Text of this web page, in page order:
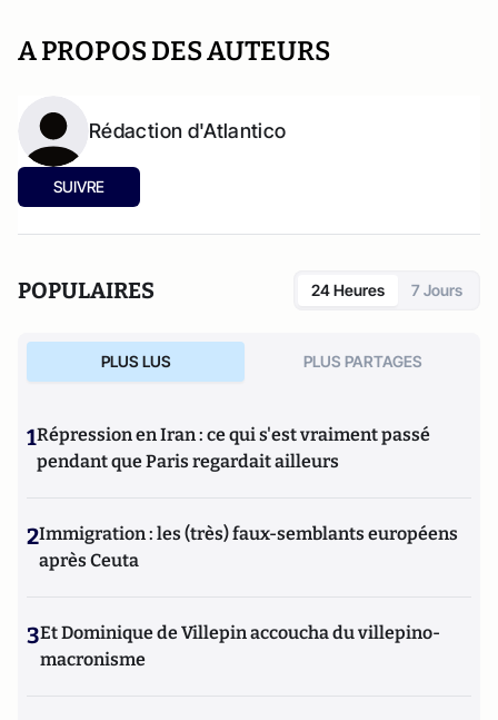
A PROPOS DES AUTEURS
Rédaction d'Atlantico
SUIVRE
POPULAIRES 24 Heures 7 Jours
PLUS LUS PLUS PARTAGES
1Répression en Iran : ce qui s'est vraiment passé
pendant que Paris regardait ailleurs
2Immigration : les (très) faux-semblants européens
après Ceuta
3Et Dominique de Villepin accoucha du villepino-
macronisme